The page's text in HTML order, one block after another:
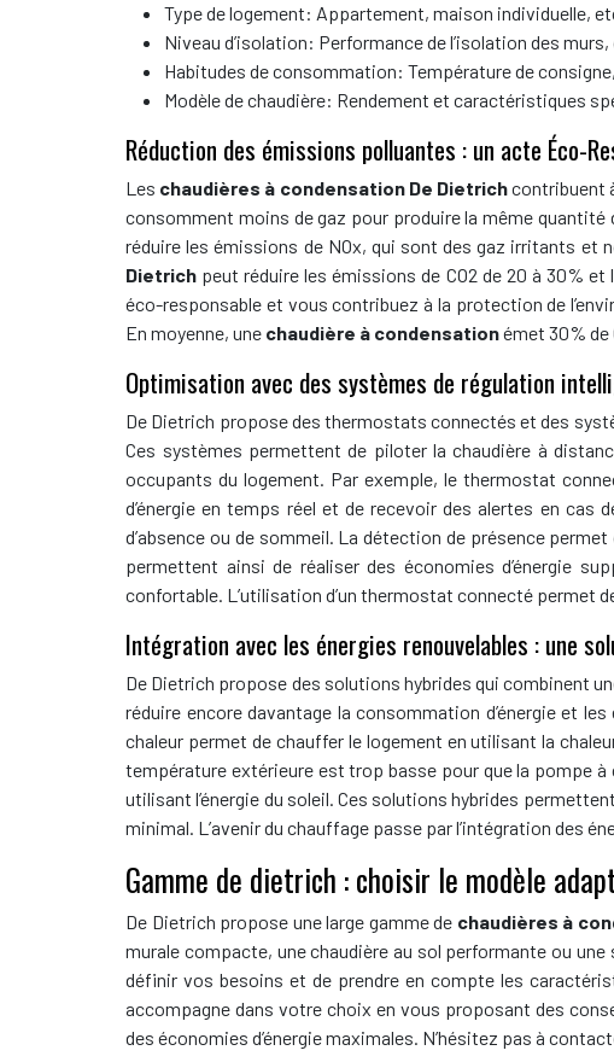
Type de logement: Appartement, maison individuelle,
Niveau d’isolation: Performance de l’isolation des
Habitudes de consommation: Température de
Modèle de chaudière: Rendement et caractéristiques
Réduction des émissions polluantes : un acte Éco-
Les chaudières à condensation De Dietrichcontribuent
consomment moins de gaz pour produire la même quantité
réduire les émissions de NOx, qui sont des gaz irritants et
Dietrich peut réduire les émissions de CO2 de 20 à 30%
éco-responsable et vous contribuez à la protection de
En moyenne, une chaudière à condensationémet 30% de
Optimisation avec des systèmes de régulation
De Dietrich propose des thermostats connectés et des
Ces systèmes permettent de piloter la chaudière à
occupants du logement. Par exemple, le thermostat
d’énergie en temps réel et de recevoir des alertes en cas
d’absence ou de sommeil. La détection de présence
permettent ainsi de réaliser des économies d’énergie
confortable. L’utilisation d’un thermostat connecté permet
Intégration avec les énergies renouvelables : une
De Dietrich propose des solutions hybrides qui combinent
réduire encore davantage la consommation d’énergie et
chaleur permet de chauffer le logement en utilisant la
température extérieure est trop basse pour que la pompe à
utilisant l’énergie du soleil. Ces solutions hybrides
minimal. L’avenir du chauffage passe par l’intégration des
Gamme de dietrich : choisir le modèle
De Dietrich propose une large gamme de chaudières à
murale compacte, une chaudière au sol performante ou
définir vos besoins et de prendre en compte les
accompagne dans votre choix en vous proposant des
des économies d’énergie maximales. N’hésitez pas à